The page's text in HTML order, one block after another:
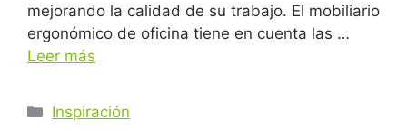
mejorando la calidad de su trabajo. El mobiliario
ergonómico de oficina tiene en cuenta las …
Leer más
Inspiración